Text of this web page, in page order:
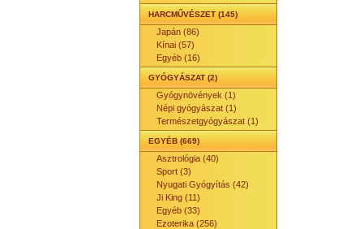
HARCMŰVÉSZET (145)
Japán (86)
Kínai (57)
Egyéb (16)
GYÓGYÁSZAT (2)
Gyógynövények (1)
Népi gyógyászat (1)
Természetgyógyászat (1)
EGYÉB (669)
Asztrológia (40)
Sport (3)
Nyugati Gyógyítás (42)
Ji King (11)
Egyéb (33)
Ezoterika (256)